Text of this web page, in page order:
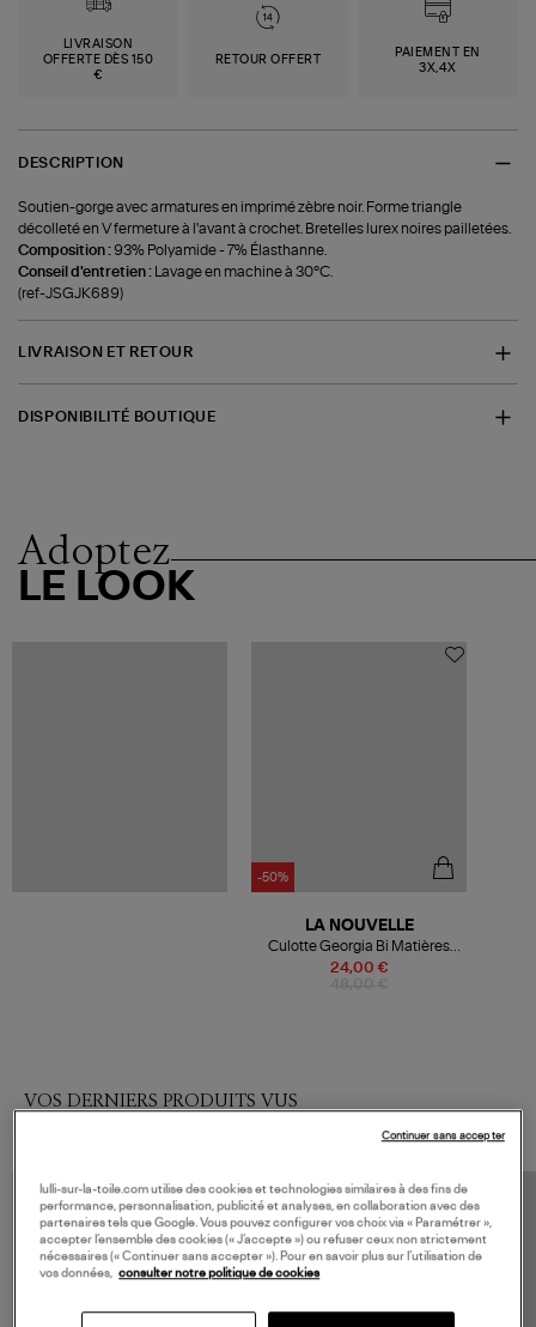
LIVRAISON
OFFERTE DÈS 150
€
RETOUR OFFERT
PAIEMENT EN
3X,4X
DESCRIPTION
Soutien-gorge avec armatures en imprimé zèbre noir. Forme triangle
décolleté en V fermeture à l'avant à crochet. Bretelles lurex noires pailletées.
Composition : 93% Polyamide - 7% Élasthanne.
Conseil d'entretien :
Lavage en machine à 30°C.
(ref-JSGJK689)
LIVRAISON ET RETOUR
DISPONIBILITÉ BOUTIQUE
Adoptez
LE LOOK
-50%
24,00 €
LA NOUVELLE
Culotte Georgia Bi Matières
Black Zebra
VOS DERNIERS PRODUITS VUS
lulli-sur-la-toile.com utilise des cookies et technologies similaires à des fins de
performance, personnalisation, publicité et analyses, en collaboration avec des
partenaires tels que Google. Vous pouvez configurer vos choix via « Paramétrer »,
accepter l’ensemble des cookies (« J’accepte ») ou refuser ceux non strictement
nécessaires (« Continuer sans accepter »). Pour en savoir plus sur l’utilisation de
vos données, consulter notre politique de cookies
Continuer sans accepter